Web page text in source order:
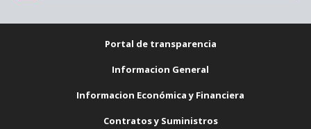
Portal de transparencia
Informacion General
Informacion Económica y Financiera
Contratos y Suministros